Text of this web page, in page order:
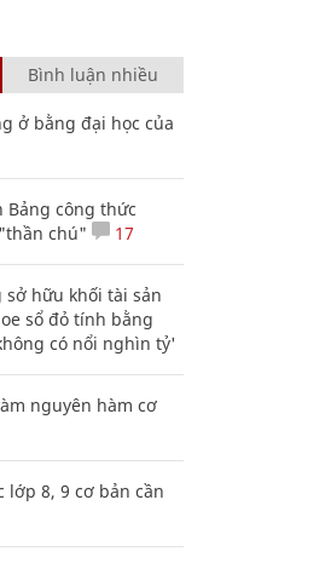
Bình luận nhiều
ở bằng đại học của
Bảng công thức
chú"
17
sở hữu khối tài sản
sổ đỏ tính bằng
có nổi nghìn tỷ'
nguyên hàm cơ
lớp 8, 9 cơ bản cần